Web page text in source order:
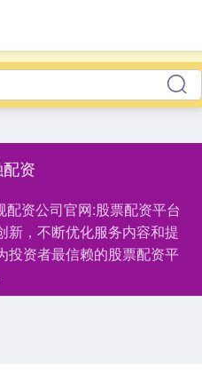
资
资公司官网:股票配资平台
新，不断优化服务内容和提
投资者最信赖的股票配资平